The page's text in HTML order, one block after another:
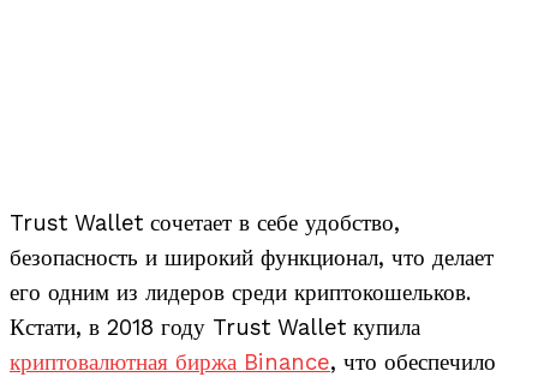
Trust Wallet сочетает в себе удобство,
безопасность и широкий функционал, что делает
его одним из лидеров среди криптокошельков.
Кстати, в 2018 году Trust Wallet купила
криптовалютная биржа Binance, что обеспечило